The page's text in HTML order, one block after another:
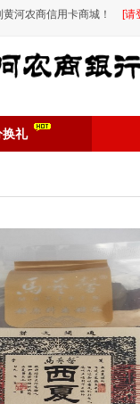
河农商信用卡商城！ [请
换礼